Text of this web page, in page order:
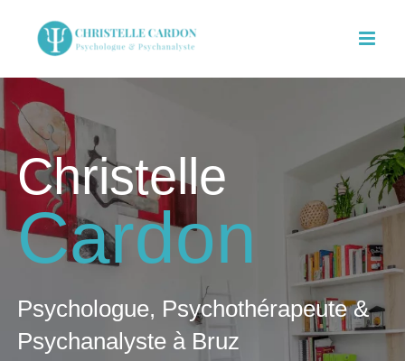
content
Christelle
Cardon
Psychologue, Psychothérapeute &
Psychanalyste à Bruz